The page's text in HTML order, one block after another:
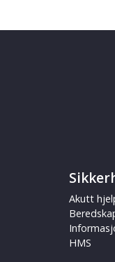
Akutt
HMS